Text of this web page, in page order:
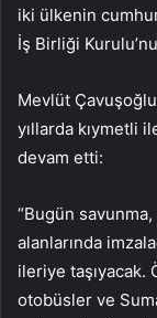
iki ülkenin
İş Birliği
Mevlüt
yıllarda kıymetli
devam etti:
“Bugün savunma,
alanlarında
ileriye
otobüsler ve